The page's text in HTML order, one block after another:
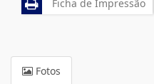
Ficha de Impressão
Fotos